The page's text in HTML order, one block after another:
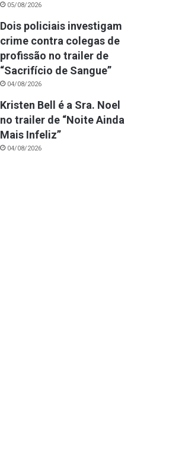
05/08/2026
Dois policiais investigam
crime contra colegas de
profissão no trailer de
“Sacrifício de Sangue”
04/08/2026
Kristen Bell é a Sra. Noel
no trailer de “Noite Ainda
Mais Infeliz”
04/08/2026